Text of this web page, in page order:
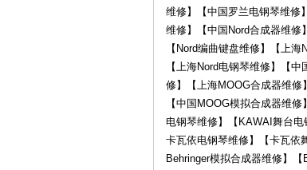
维修】【中国罗兰电钢琴维修
维修】【中国Nord合成器维修
【Nord编曲键盘维修】【上
【上海Nord电钢琴维修】【
修】【上海MOOG合成器维修
【中国MOOG模拟合成器维
电钢琴维修】【KAWAI舞台
卡瓦依电钢琴维修】【卡瓦依
Behringer模拟合成器维修】